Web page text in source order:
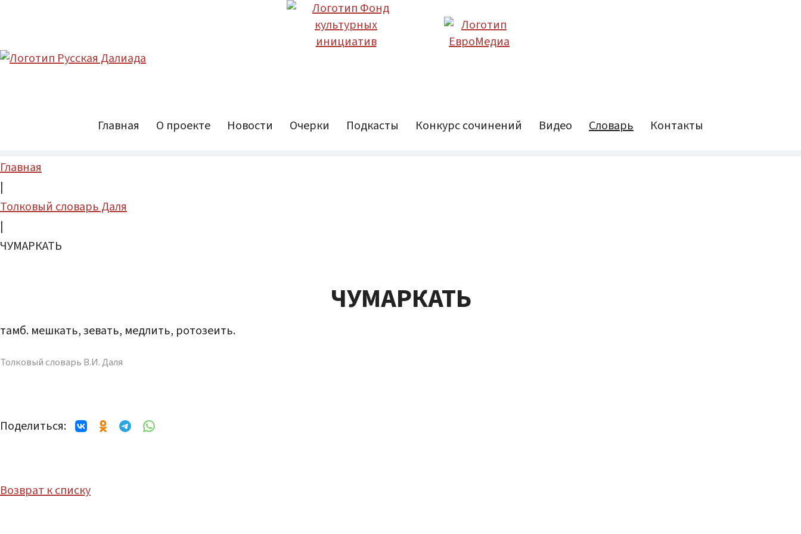
Главная О проекте Новости Очерки Подкасты Конкурс сочинений Видео Словарь Контакты
Главная
|
Толковый словарь Даля
|
ЧУМАРКАТЬ
ЧУМАРКАТЬ
тамб. мешкать, зевать, медлить, ротозеить.
Толковый словарь В.И. Даля
Поделиться:
Возврат к списку